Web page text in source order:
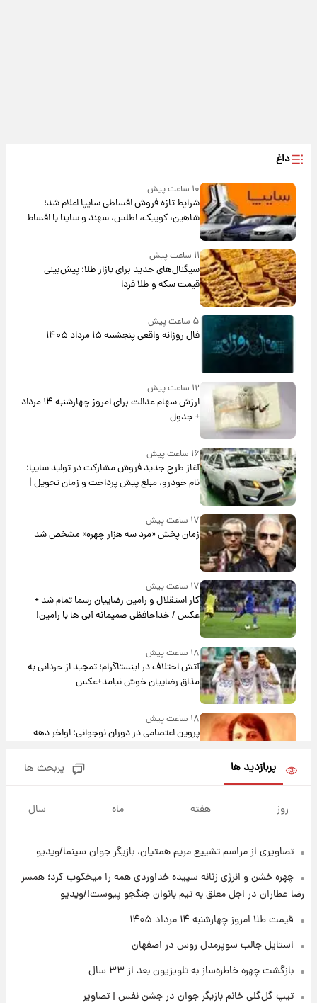
داغ
۱۰ ساعت پیش
شرایط تازه فروش اقساطی سایپا اعلام شد؛
شاهین، کوییک، اطلس، سهند و ساینا با اقساط
بلندمدت + جدول
۱۱ ساعت پیش
سیگنال‌های جدید برای بازار طلا؛ پیش‌بینی
قیمت سکه و طلا فردا
۵ ساعت پیش
فال روزانه واقعی پنجشنبه ۱۵ مرداد ۱۴۰۵
۱۲ ساعت پیش
ارزش سهام عدالت برای امروز چهارشنبه ۱۴ مرداد
+ جدول
۱۶ ساعت پیش
آغاز طرح جدید فروش مشارکت در تولید سایپا؛
نام خودرو، مبلغ پیش پرداخت و زمان تحویل |
سود مشارکت چند درصد است؟
۱۷ ساعت پیش
زمان پخش «مرد سه هزار چهره» مشخص شد
۱۷ ساعت پیش
کار استقلال و رامین رضاییان رسما تمام شد +
عکس / خداحافظی صمیمانه آبی ها با رامین!
۱۸ ساعت پیش
آتش اختلاف در اینستاگرام؛ تمجید از حردانی به
مذاق رضاییان خوش نیامد+عکس
۱۸ ساعت پیش
پروین اعتصامی در دوران نوجوانی؛ اواخر دهه
هسته‌ای در آسمان ظاهر شد
۱۹ ساعت پیش
کرد
۲۱ ساعت پیش
۱۴۰۵/ نرخ‌ها ثابت ماند؟ +جدول
علی مطهری: اجرای کامل تفاهم‌نامه اسلام‌آباد،
پربازدید ها پربحث ها
روز هفته ماه سال
تصاویری از مراسم تشییع مریم همتیان، بازیگر جوان سینما/ویدیو
چهره خشن و انرژی زنانه سپیده خداوردی همه را میخکوب کرد؛ همسر
رضا عطاران در اجل معلق به تیم بانوان جنگجو پیوست!/ویدیو
قیمت طلا امروز چهارشنبه ۱۴ مرداد ۱۴۰۵
استایل جالب سوپرمدل روس در اصفهان
بازگشت چهره خاطره‌ساز به تلویزیون بعد از ۳۳ سال
تیپ گل‌گلی خانم بازیگر جوان در جشن نفس | تصاویر